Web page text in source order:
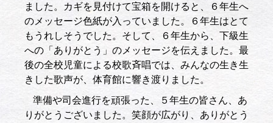
ました。カギを見付けて宝箱を開けると、６年生へ
のメッセージ色紙が入っていました。６年生はとて
もうれしそうでした。そして、６年生から、下級生
への「ありがとう」のメッセージを伝えました。最
後の全校児童による校歌斉唱では、みんなの生き生
きした歌声が、体育館に響き渡りました。
準備や司会進行を頑張った、５年生の皆さん、あ
りがとうございました。笑顔が広がり、ありがとう